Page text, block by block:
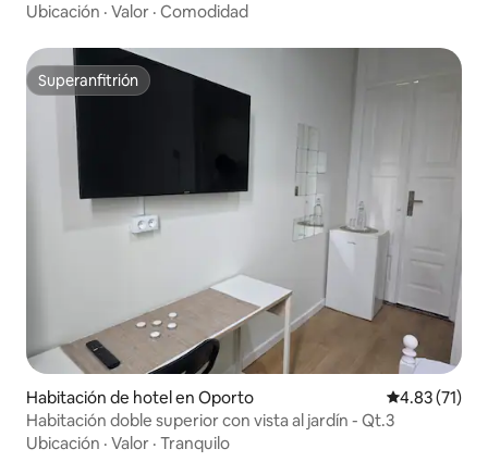
Ubicación · Valor · Comodidad
Superanfitrión
Superanfitrión
Habitación de hotel en Oporto Calificación
4.83 (71)
Habitación doble superior con vista al jardín - Qt.3
Ubicación · Valor · Tranquilo